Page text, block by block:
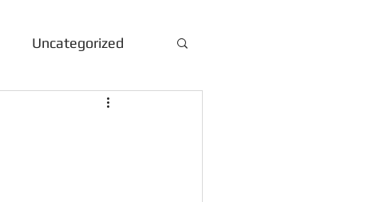
Uncategorized